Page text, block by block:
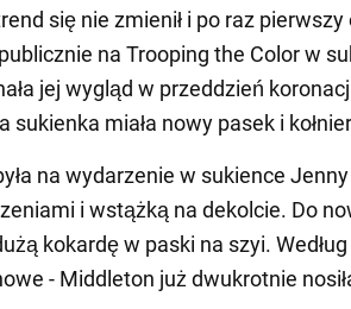
się nie zmienił i po raz
na Trooping the Color w
jej wygląd w przeddzień
sukienka miała nowy pasek i
na wydarzenie w sukience
i wstążką na dekolcie. Do
kokardę w paski na szyi. Według
- Middleton już dwukrotnie